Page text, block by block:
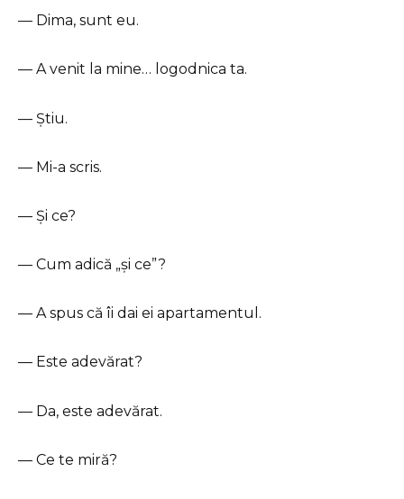
— Dima, sunt eu.
— A venit la mine… logodnica ta.
— Știu.
— Mi-a scris.
— Și ce?
— Cum adică „și ce”?
— A spus că îi dai ei apartamentul.
— Este adevărat?
— Da, este adevărat.
— Ce te miră?